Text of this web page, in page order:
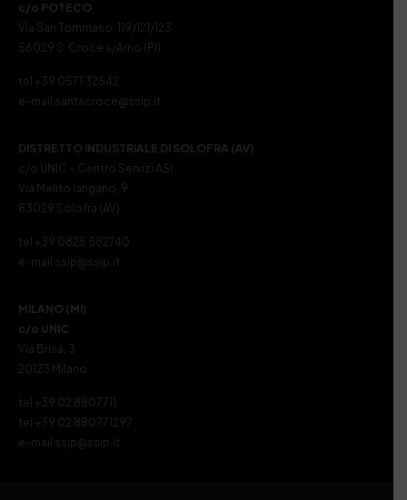
c/o POTECO
Via San Tommaso, 119/121/123
56029 S. Croce s/Arno (PI)
tel +39 0571 32542
e-mail santacroce@ssip.it
DISTRETTO INDUSTRIALE DI SOLOFRA (AV)
c/o UNIC – Centro Servizi ASI
Via Melito Iangano, 9
83029 Solofra (AV)
tel +39 0825 582740
e-mail ssip@ssip.it
MILANO (MI)
c/o UNIC
Via Brisa, 3
20123 Milano
tel +39 02 8807711
tel +39 02 880771297
e-mail ssip@ssip.it